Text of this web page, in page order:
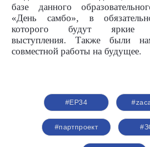
базе данного
«День самбо», в
которого будут яркие
выступления. Также были
совместной работы на будущее.
#ЕР34
#партпроект